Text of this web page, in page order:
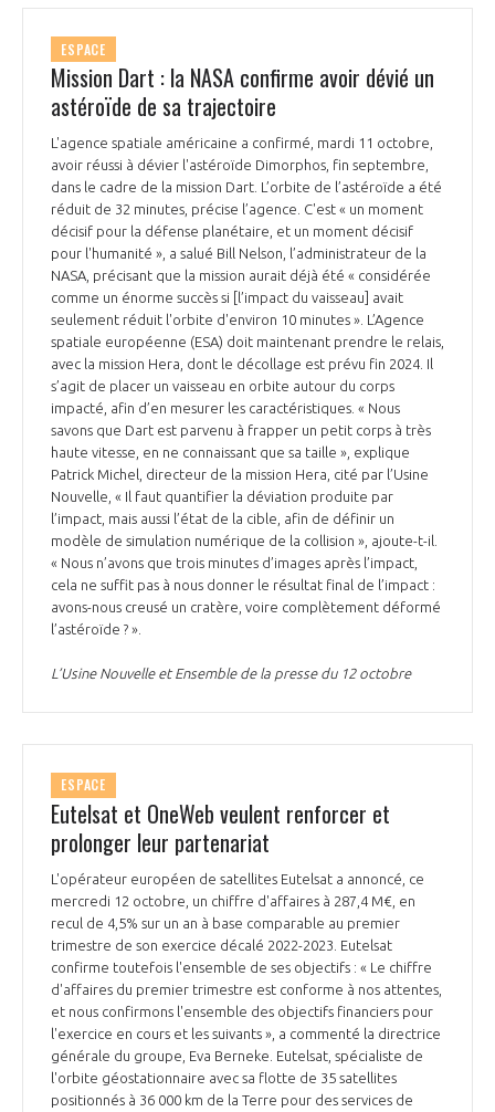
ESPACE
Mission Dart : la NASA confirme avoir dévié un
astéroïde de sa trajectoire
L'agence spatiale américaine a confirmé, mardi 11 octobre,
avoir réussi à dévier l'astéroïde Dimorphos, fin septembre,
dans le cadre de la mission Dart. L’orbite de l’astéroïde a été
réduit de 32 minutes, précise l’agence. C'est « un moment
décisif pour la défense planétaire, et un moment décisif
pour l'humanité », a salué Bill Nelson, l’administrateur de la
NASA, précisant que la mission aurait déjà été « considérée
comme un énorme succès si [l’impact du vaisseau] avait
seulement réduit l'orbite d'environ 10 minutes ». L’Agence
spatiale européenne (ESA) doit maintenant prendre le relais,
avec la mission Hera, dont le décollage est prévu fin 2024. Il
s’agit de placer un vaisseau en orbite autour du corps
impacté, afin d’en mesurer les caractéristiques. « Nous
savons que Dart est parvenu à frapper un petit corps à très
haute vitesse, en ne connaissant que sa taille », explique
Patrick Michel, directeur de la mission Hera, cité par l’Usine
Nouvelle, « Il faut quantifier la déviation produite par
l’impact, mais aussi l’état de la cible, afin de définir un
modèle de simulation numérique de la collision », ajoute-t-il.
« Nous n’avons que trois minutes d’images après l’impact,
cela ne suffit pas à nous donner le résultat final de l’impact :
avons-nous creusé un cratère, voire complètement déformé
l’astéroïde ? ».
L’Usine Nouvelle et Ensemble de la presse du 12 octobre
ESPACE
Eutelsat et OneWeb veulent renforcer et
prolonger leur partenariat
L'opérateur européen de satellites Eutelsat a annoncé, ce
mercredi 12 octobre, un chiffre d'affaires à 287,4 M€, en
recul de 4,5% sur un an à base comparable au premier
trimestre de son exercice décalé 2022-2023. Eutelsat
confirme toutefois l'ensemble de ses objectifs : « Le chiffre
d'affaires du premier trimestre est conforme à nos attentes,
et nous confirmons l'ensemble des objectifs financiers pour
l'exercice en cours et les suivants », a commenté la directrice
générale du groupe, Eva Berneke. Eutelsat, spécialiste de
l'orbite géostationnaire avec sa flotte de 35 satellites
positionnés à 36 000 km de la Terre pour des services de